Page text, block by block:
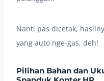
Nanti pas dicetak,
yang auto nge-gas, deh!
Pilihan Bahan dan